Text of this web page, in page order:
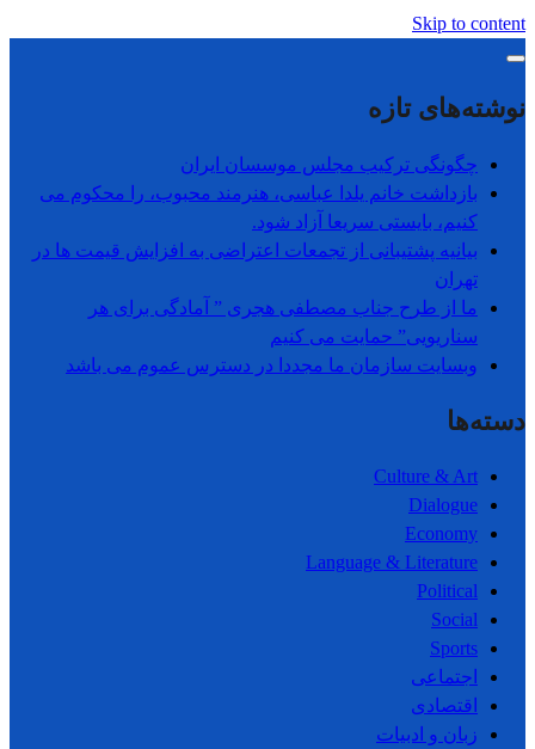
Skip to content
نوشته‌های تازه
چگونگی ترکیب مجلس موسسان ایران
بازداشت خانم یلدا عباسی، هنرمند محبوب، را محکوم می
کنیم، بایستی سریعا آزاد شود.
بیانیه پشتیبانی از تجمعات اعتراضی به افزایش قیمت ها در
تھران
ما از طرح جناب مصطفی هجری ” آمادگی برای هر
سناریویی” حمایت می کنیم
وبسایت سازمان ما مجددا در دسترس عموم می باشد
دسته‌ها
Culture & Art
Dialogue
Economy
Language & Literature
Political
Social
Sports
اجتماعی
اقتصادی
زبان و ادبیات